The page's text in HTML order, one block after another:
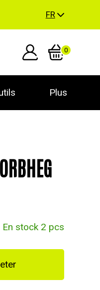
FR
0
Plus
En stock 2 pcs